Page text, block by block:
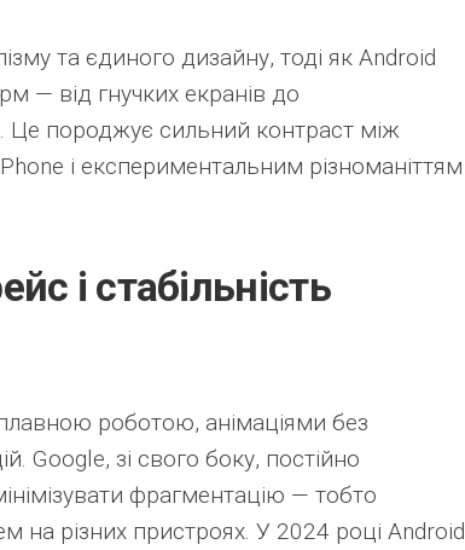
та єдиного дизайну, тоді як Android
— від гнучких екранів до
Це породжує сильний контраст між
і експериментальним різноманіттям
і стабільність
роботою, анімаціями без
Google, зі свого боку, постійно
фрагментацію — тобто
на різних пристроях. У 2024 році Android